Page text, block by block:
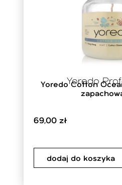
Yoredo
Yoredo Cotton
69,00 zł
dodaj do koszyka